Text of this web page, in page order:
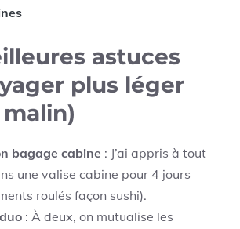
astuces
plus léger
bagage cabine : J’ai appris à tout
une valise cabine pour 4 jours
roulés façon sushi).
: À deux, on mutualise les